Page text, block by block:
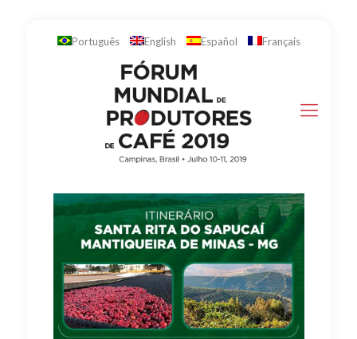
Português English Español Français